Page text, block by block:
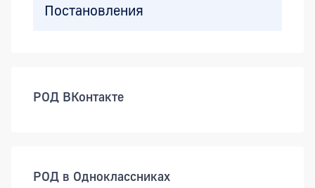
Постановления
РОД ВКонтакте
РОД в Одноклассниках